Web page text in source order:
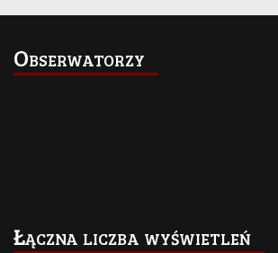
Obserwatorzy
Łączna liczba wyświetleń